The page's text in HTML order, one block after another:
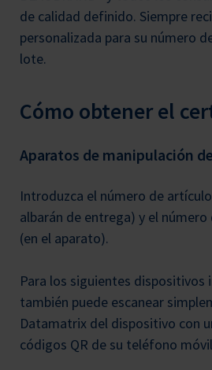
de calidad definido. Siempre
personalizada para su número
lote.
Cómo obtener el
Aparatos de manipulación
Introduzca el número de
albarán de entrega) y el
(en el aparato).
Para los siguientes dispositivos
también puede escanear
Datamatrix del dispositivo con
códigos QR de su teléfono